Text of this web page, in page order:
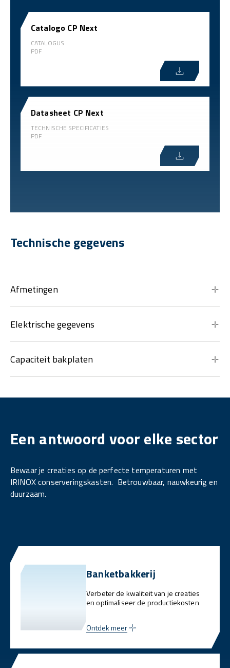
Catalogo CP Next
CATALOGUS
PDF
Datasheet CP Next
TECHNISCHE SPECIFICATIES
PDF
Technische gegevens
Afmetingen
Elektrische gegevens
Capaciteit bakplaten
Een antwoord voor elke sector
Bewaar je creaties op de perfecte temperaturen met
IRINOX conserveringskasten. Betrouwbaar, nauwkeurig en
duurzaam.
Banketbakkerij
Verbeter de kwaliteit van je creaties
en optimaliseer de productiekosten
Ontdek meer